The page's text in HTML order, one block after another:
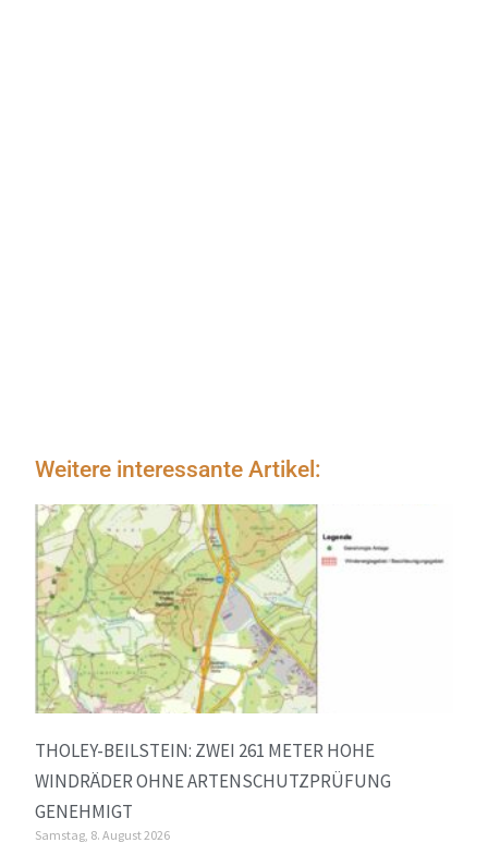
Weitere interessante Artikel:
THOLEY-BEILSTEIN: ZWEI 261 METER HOHE
WINDRÄDER OHNE ARTENSCHUTZPRÜFUNG
GENEHMIGT
Samstag, 8. August 2026